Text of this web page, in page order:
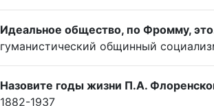
Идеальное общество, по Фромму,
гуманистический общинный
Назовите годы жизни П.А.
1882-1937